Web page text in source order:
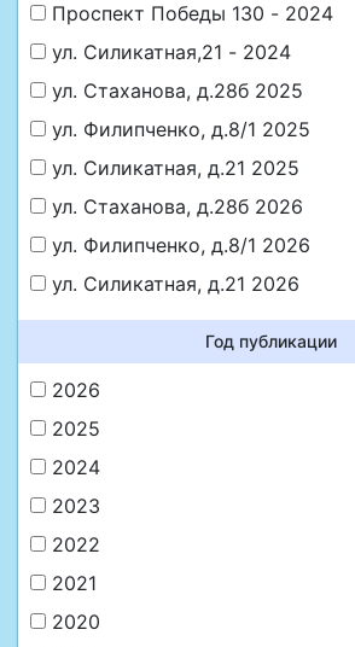
Проспект Победы 130 - 2024
ул. Силикатная,21 - 2024
ул. Стаханова, д.28б 2025
ул. Филипченко, д.8/1 2025
ул. Силикатная, д.21 2025
ул. Стаханова, д.28б 2026
ул. Филипченко, д.8/1 2026
ул. Силикатная, д.21 2026
Год публикации
2026
2025
2024
2023
2022
2021
2020